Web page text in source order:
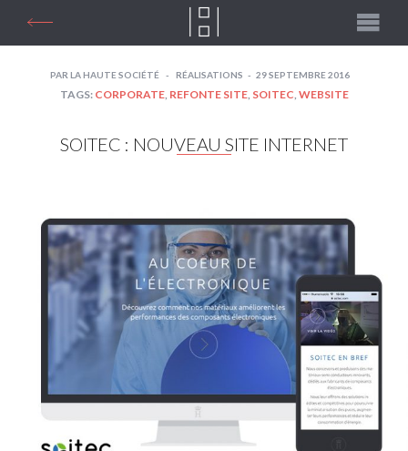
PAR LA HAUTE SOCIÉTÉ RÉALISATIONS 29 SEPTEMBRE 2016
TAGS: CORPORATE, REFONTE SITE, SOITEC, WEBSITE
SOITEC : NOUVEAU SITE INTERNET